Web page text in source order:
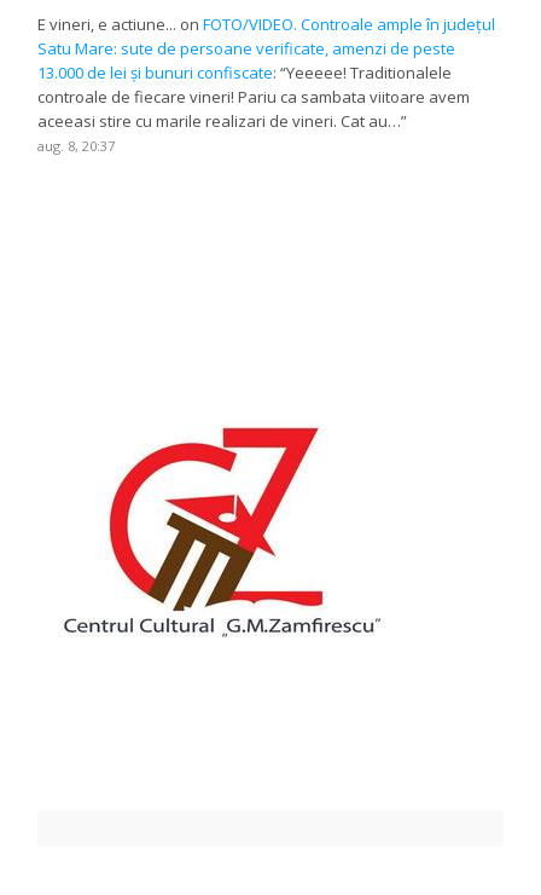
E vineri, e actiune... onFOTO/VIDEO. Controale ample în județul
Satu Mare: sute de persoane verificate, amenzi de peste
13.000 de lei și bunuri confiscate: “Yeeeee! Traditionalele
controale de fiecare vineri! Pariu ca sambata viitoare avem
aceeasi stire cu marile realizari de vineri. Cat au…”
aug. 8, 20:37